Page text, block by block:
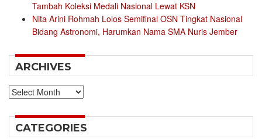
Tambah Koleksi Medali Nasional Lewat KSN
Nita Arini Rohmah Lolos Semifinal OSN Tingkat Nasional
Bidang Astronomi, Harumkan Nama SMA Nuris Jember
ARCHIVES
Archives
CATEGORIES